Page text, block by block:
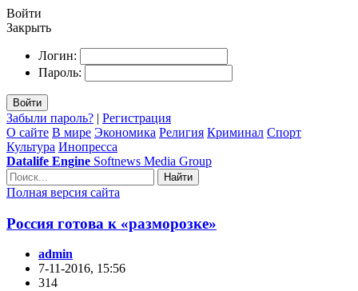
Войти
Закрыть
Логин:
Пароль:
Войти
Забыли пароль? | Регистрация
О сайте В мире Экономика Религия Криминал Спорт
Культура Инопресса
Datalife Engine Softnews Media Group
Найти
Полная версия сайта
Россия готова к «разморозке»
admin
7-11-2016, 15:56
314